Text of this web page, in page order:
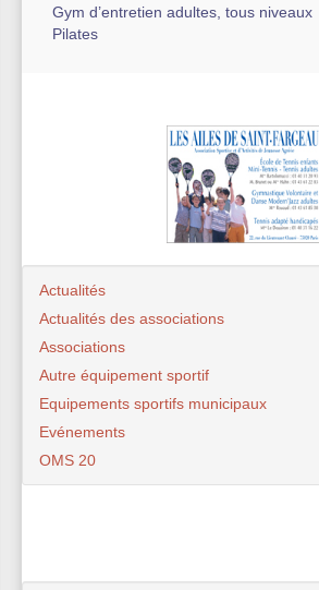
Gym d’entretien adultes, tous niveaux
Pilates
Actualités
Actualités des associations
Associations
Autre équipement sportif
Equipements sportifs municipaux
Evénements
OMS 20